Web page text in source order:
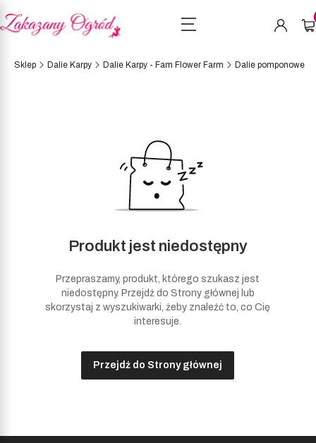
Sklep Dalie Karpy Dalie Karpy - Fam Flower Farm Dalie pomponowe
Produkt jest niedostępny
Przepraszamy, produkt, którego szukasz jest
niedostępny. Przejdź do Strony głównej lub
skorzystaj z wyszukiwarki, żeby znaleźć to, co Cię
interesuje.
Przejdź do Strony głównej